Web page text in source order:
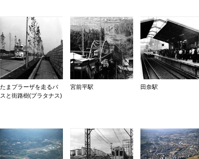
たまプラーザを走るバ
スと街路樹(プラタナス)
宮前平駅 田奈駅